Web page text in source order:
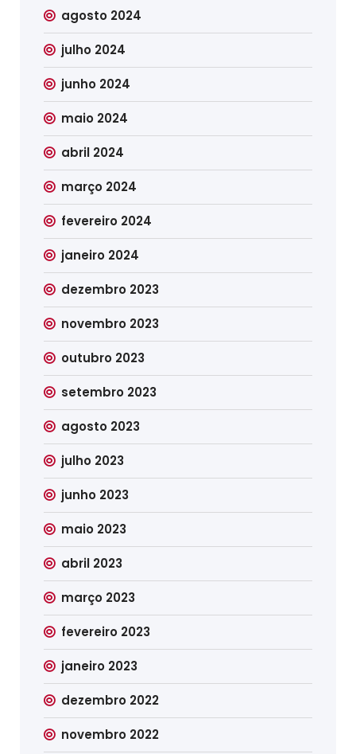
agosto 2024
julho 2024
junho 2024
maio 2024
abril 2024
março 2024
fevereiro 2024
janeiro 2024
dezembro 2023
novembro 2023
outubro 2023
setembro 2023
agosto 2023
julho 2023
junho 2023
maio 2023
abril 2023
março 2023
fevereiro 2023
janeiro 2023
dezembro 2022
novembro 2022